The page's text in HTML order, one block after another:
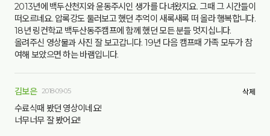
2013년에 백두산천지와 윤동주시인 생가를 다녀왔지요. 그때 그 시간들이
떠오르네요. 압록강도 둘러보고 했던 추억이 새록새록 떠 올라 행복합니다.
18년 링컨학교 백두산동주캠프에 함께 했던 모든 분들 멋지십니다.
올려주신 영상물과 사진 잘 보고갑니다. 19년 다음 캠프때 가족 모두가 참
여해 보았으면 하는 바램입니다.
김보은 2018-09-05 삭제
수료식때 봤던 영상이네요!
너무너무 잘 봤어요!!